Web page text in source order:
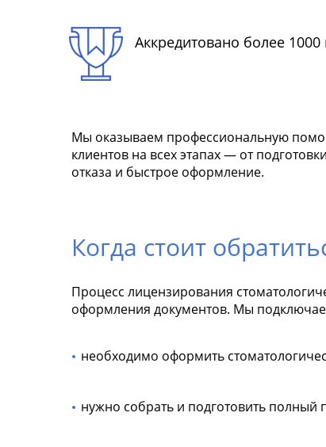
Аккредитовано более
Мы оказываем профессиональную
клиентов на всех этапах — от
отказа и быстрое оформление.
Когда стоит
Процесс лицензирования
оформления документов. Мы
необходимо оформить
нужно собрать и подготовить полный